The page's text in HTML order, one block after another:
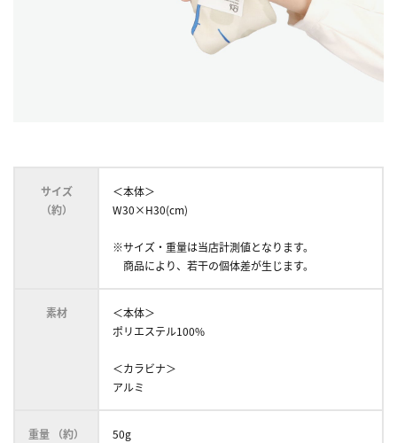
サイズ
（約）
＜本体＞
W30×H30(cm)
※サイズ・重量は当店計測値となります。
商品により、若干の個体差が生じます。
素材
＜本体＞
ポリエステル100%
＜カラビナ＞
アルミ
重量 （約） 50g